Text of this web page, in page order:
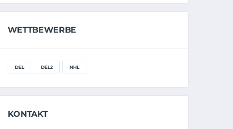
WETTBEWERBE
DEL DEL2 NHL
KONTAKT